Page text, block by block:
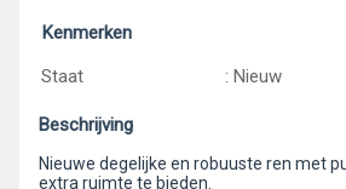
Kenmerken
Staat
: Nieuw
Beschrijving
Nieuwe degelijke en robuuste ren met
extra ruimte te bieden.